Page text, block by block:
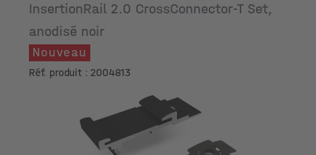
InsertionRail 2.0 CrossConnector-T Set,
anodisé noir
Nouveau
Réf. produit : 2004813